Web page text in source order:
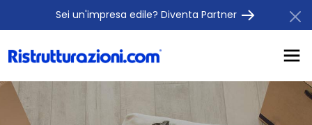
Sei un'impresa edile? Diventa Partner